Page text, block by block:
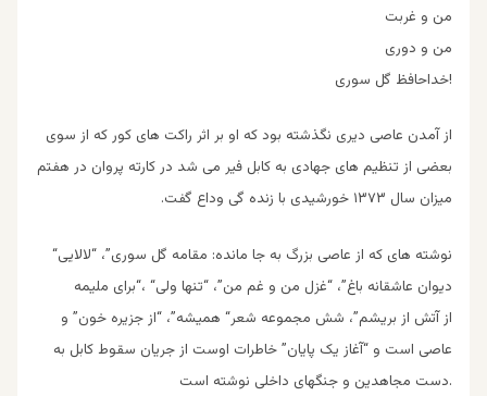
من و غربت‌
من و دوری‌
!
از آمدن عاصی دیری نگذشته بود که او بر اثر راکت های کور که از سوی
بعضی از تنظیم های جهادی به کابل فیر می شد در کارته پروان در هفتم
میزان سال ۱۳۷۳ خورشیدی با زنده گی وداع گفت.
نوشته های که از عاصی بزرگ به جا مانده:
“مقامه گل سوری‌”، “لالایی
“، “دیوان عاشقانه باغ‌”، “غزل من و غم من‌”، “تنها ولی
“از آتش از بریشم‌”، شش مجموعه شعر
عاصی است و “آغاز یک پایان‌” خاطرات اوست از جریان سقوط کابل به
دست مجاهدین و جنگهای داخلی‌ نوشته است.